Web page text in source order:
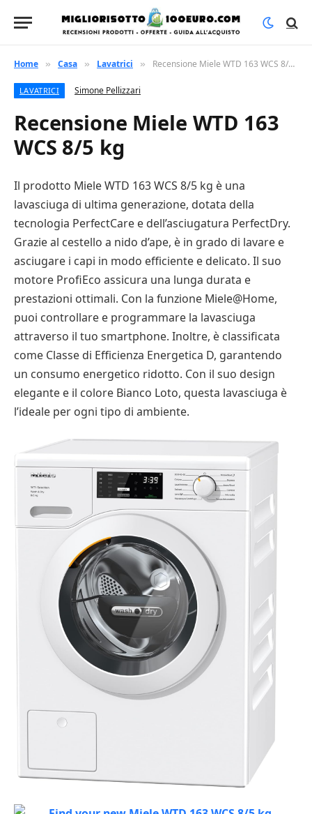
Home » Casa » Lavatrici » Recensione Miele WTD 163 WCS 8/5 kg
LAVATRICI Simone Pellizzari
Recensione Miele WTD 163
WCS 8/5 kg
Il prodotto Miele WTD 163 WCS 8/5 kg è una
lavasciuga di ultima generazione, dotata della
tecnologia PerfectCare e dell’asciugatura PerfectDry.
Grazie al cestello a nido d’ape, è in grado di lavare e
asciugare i capi in modo efficiente e delicato. Il suo
motore ProfiEco assicura una lunga durata e
prestazioni ottimali. Con la funzione Miele@Home,
puoi controllare e programmare la lavasciuga
attraverso il tuo smartphone. Inoltre, è classificata
come Classe di Efficienza Energetica D, garantendo
un consumo energetico ridotto. Con il suo design
elegante e il colore Bianco Loto, questa lavasciuga è
l’ideale per ogni tipo di ambiente.